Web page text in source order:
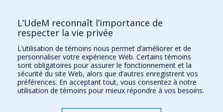
Écoles
Orthophonie et audiologie
Réadaptation
Directions
L’UdeM reconnaît l’importance de
respecter la vie privée
L’utilisation de témoins nous permet d’améliorer et de
personnaliser votre expérience Web. Certains témoins
sont obligatoires pour assurer le fonctionnement et la
sécurité du site Web, alors que d’autres enregistrent vos
préférences. En acceptant tout, vous consentez à notre
utilisation de témoins pour mieux répondre à vos besoins.